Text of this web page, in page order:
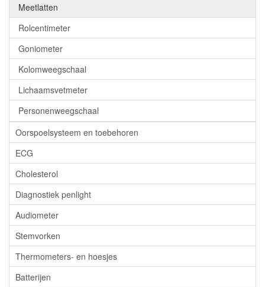
Meetlatten
Rolcentimeter
Goniometer
Kolomweegschaal
Lichaamsvetmeter
Personenweegschaal
Oorspoelsysteem en toebehoren
ECG
Cholesterol
Diagnostiek penlight
Audiometer
Stemvorken
Thermometers- en hoesjes
Batterijen